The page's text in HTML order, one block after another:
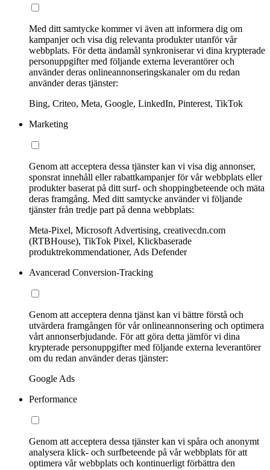
Med ditt samtycke kommer vi även att informera dig om
kampanjer och visa dig relevanta produkter utanför vår
webbplats. För detta ändamål synkroniserar vi dina krypterade
personuppgifter med följande externa leverantörer och
använder deras onlineannonseringskanaler om du redan
använder deras tjänster:
Bing, Criteo, Meta, Google, LinkedIn, Pinterest, TikTok
Marketing
Genom att acceptera dessa tjänster kan vi visa dig annonser,
sponsrat innehåll eller rabattkampanjer för vår webbplats eller
produkter baserat på ditt surf- och shoppingbeteende och mäta
deras framgång. Med ditt samtycke använder vi följande
tjänster från tredje part på denna webbplats:
Meta-Pixel, Microsoft Advertising, creativecdn.com
(RTBHouse), TikTok Pixel, Klickbaserade
produktrekommendationer, Ads Defender
Avancerad Conversion-Tracking
Genom att acceptera denna tjänst kan vi bättre förstå och
utvärdera framgången för vår onlineannonsering och optimera
vårt annonserbjudande. För att göra detta jämför vi dina
krypterade personuppgifter med följande externa leverantörer
om du redan använder deras tjänster:
Google Ads
Performance
Genom att acceptera dessa tjänster kan vi spåra och anonymt
analysera klick- och surfbeteende på vår webbplats för att
optimera vår webbplats och kontinuerligt förbättra den